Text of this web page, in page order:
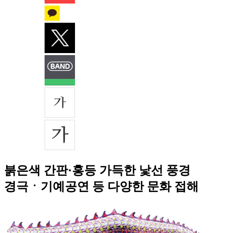
붉은색 간판·홍등 가득한 낯선 풍경
경극ㆍ기예공연 등 다양한 문화 접해